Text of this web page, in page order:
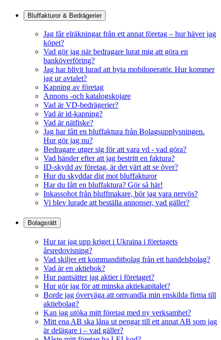
Bluffakturor & Bedrägerier
Jag får elräkningar från ett annat företag – hur häver jag
köpet?
Vad gör jag när bedragare lurat mig att göra en
banköverföring?
Jag har blivit lurad att byta mobiloperatör. Hur kommer
jag ur avtalet?
Kapning av företag
Annons -och katalogskojare
Vad är VD-bedrägerier?
Vad är id-kapning?
Vad är nätfiske?
Jag har fått en bluffaktura från Bolagsupplysningen.
Hur gör jag nu?
Bedragare utger sig för att vara vd - vad göra?
Vad händer efter att jag bestritt en faktura?
ID-skydd av företag, är det värt att se över?
Hur du skyddar dig mot bluffakturor
Har du fått en bluffaktura? Gör så här!
Inkassohot från bluffmakare, bör jag vara nervös?
Vi blev lurade att beställa annonser, vad gäller?
Bolagsrätt
Hur tar jag upp kriget i Ukraina i företagets
årsredovisning?
Vad skiljer ett kommanditbolag från ett handelsbolag?
Vad är en aktiebok?
Hur pantsätter jag aktier i företaget?
Hur gör jag för att minska aktiekapitalet?
Borde jag överväga att omvandla min enskilda firma till
aktiebolag?
Kan jag utöka mitt företag med ny verksamhet?
Mitt ena AB ska låna ut pengar till ett annat AB som jag
är delägare i – vad gäller?